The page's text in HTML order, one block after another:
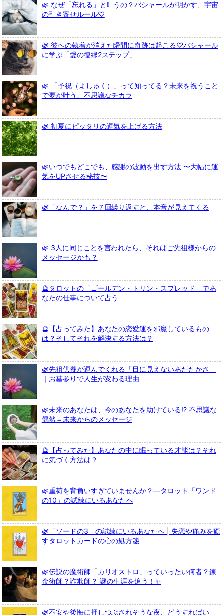
🌿 なぜ「忘れる」と叶うの？バシャールが明かす、宇宙
の引き寄せルール♡
🌿 彼への執着が消えた瞬間に奇跡は起こる♡バシャール
に学ぶ「愛の復縁2ステップ」
🌿 「予祝（よしゅく）」って知ってる？未来を祝うこと
で夢が叶う、不思議なチカラ
🌿 初夏にピッタリの運気を上げる方法
🌿いつでもどこでも、感謝の波動を出す方法 〜大幅に運
気をUPさせる秘技〜
🌿「なんで？」を７回繰り返すと、本音が見えてくる
🌿 3人に同じことを言われたら、それはご先祖様からの
メッセージかも？
🔮タロットの「ゴールデン・トリン・スプレッド」であ
なたの仕事について占う
🔮【占ってみた】あなたの恋愛運を邪魔しているもの
は？そしてそれを解決する方法は？
🌿先祖供養が運んでくれる「目に見えないあたたかさ」
｜お墓参りで人生が変わる理由
🌿未来のあなたは、今のあなたを助けている!? 不思議な
偶然＝未来からのメッセージ
🔮【占ってみた】あなたの中に眠っている才能は？それ
に気づく方法は？
🌿重荷を背負いすぎていませんか？—タロット「ワンド
の10」の試練にいるあなたへ
🌿「ソードの3」の試練にいるあなたへ | 失恋や痛みを癒
すタロットカードの心の処方箋
🌿伝説の魔術師「カリオストロ」っていったい何者？錬
金術師？詐欺師？ 謎の生涯を追う！✨
🌿不安や後悔に押しつぶされそうな夜、どうすればい